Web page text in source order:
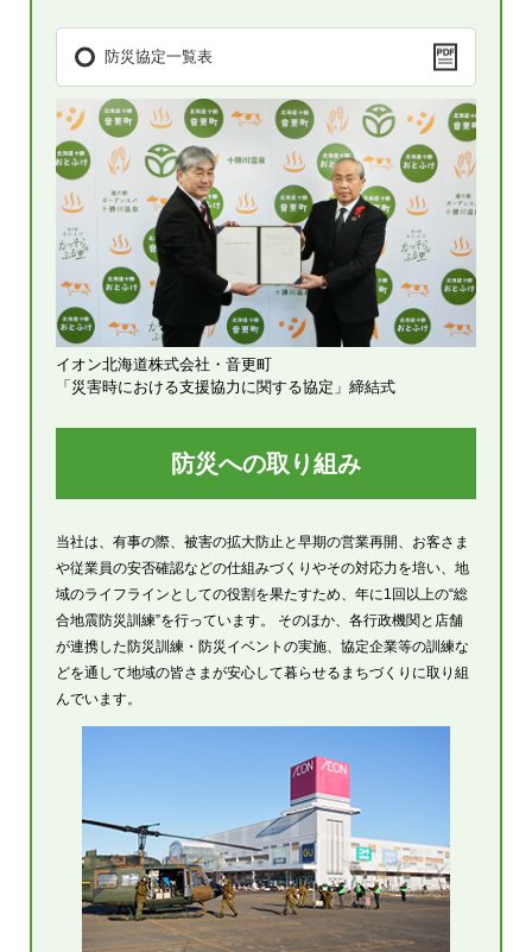
防災協定一覧表
イオン北海道株式会社・音更町
「災害時における支援協力に関する協定」締結式
防災への取り組み
当社は、有事の際、被害の拡大防止と早期の営業再開、お客さま
や従業員の安否確認などの仕組みづくりやその対応力を培い、地
域のライフラインとしての役割を果たすため、年に1回以上の“総
合地震防災訓練”を行っています。 そのほか、各行政機関と店舗
が連携した防災訓練・防災イベントの実施、協定企業等の訓練な
どを通して地域の皆さまが安心して暮らせるまちづくりに取り組
んでいます。